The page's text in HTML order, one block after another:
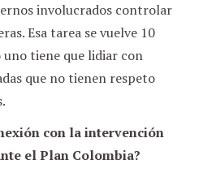
involucrados controlar
Esa tarea se vuelve 10
tiene que lidiar con
que no tienen respeto
con la intervención
el Plan Colombia?